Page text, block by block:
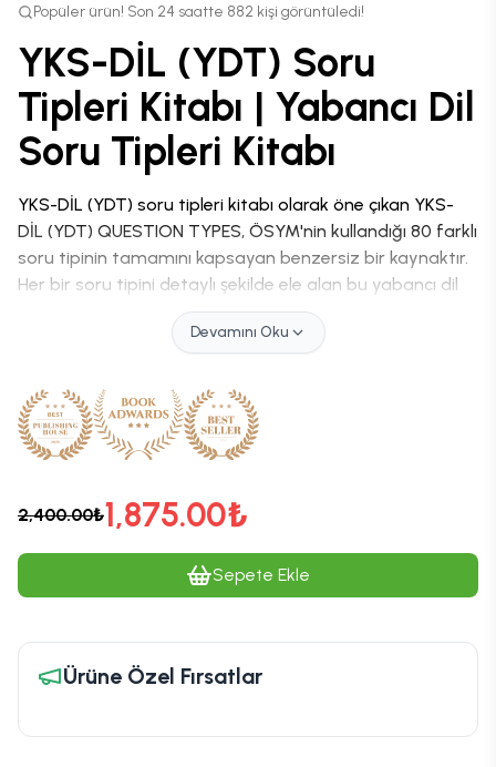
Popüler ürün! Son 24 saatte 882 kişi görüntüledi!
YKS-DİL (YDT) Soru
Tipleri Kitabı | Yabancı Dil
Soru Tipleri Kitabı
YKS-DİL (YDT) soru tipleri kitabı olarak öne çıkan YKS-
DİL (YDT) QUESTION TYPES, ÖSYM'nin kullandığı 80 farklı
soru tipinin tamamını kapsayan benzersiz bir kaynaktır.
Her bir soru tipini detaylı şekilde ele alan bu yabancı dil
sınav hazırlık kitabı, öğrencilerin tüm soru formatlarına
hakimiyet kazanmasını sağlamaktadır. YKS-DİL (YDT)
kullandığı her türlü soru formatı sistematik bir şekilde
işlenmiş olup, öğrencilerin sınav stratejilerini
geliştirmelerine yardımcı olmaktadır.
Devamını Oku
2,400.00₺1,875.00₺
Sepete Ekle
Ürüne Özel Fırsatlar